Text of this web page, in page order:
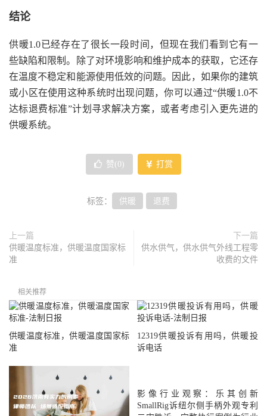
结论
供暖1.0已经存在了很长一段时间，但现在我们看到它有一
些缺陷和限制。除了对环境影响和维护成本的获取，它还存
在温度不稳定和能源使用低效的问题。因此，如果你的建筑
或小区在使用这种系统时出现问题，你可以通过“供暖1.0不
达标退费标准”计划寻求解决方案，或者考虑引入更先进的
供暖系统。
赞( 0 ) 打赏
标签： 供暖 退费
上一篇
供暖温度标准，供暖温度国家标
准
下一篇
供水供气，供水供气外线工程零
收费的文件
相关推荐
供暖温度标准，供暖温度国家标
准
12319供暖投诉有用吗，供暖投
诉电话
影像行业观察：乐其创新
SmallRig诉纽尔侧手柄外观专利